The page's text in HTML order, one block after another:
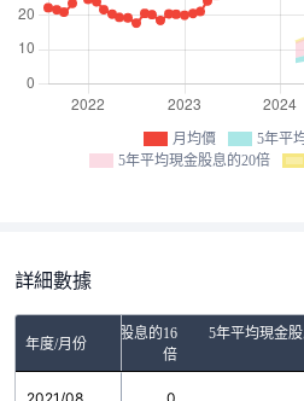
月均價
5年平
5年平均現金股息的20倍
詳細數據
年度/月份
5年平均現金股息的16
倍
5年平均現金